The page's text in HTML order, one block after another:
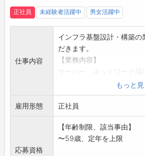
正社員 未経験者活躍中 男女活躍中
仕事内容
インフラ基盤設計・構築の
だきます。
【業務内容】
【ご経験】
Windows、LINUX、AWS
セキュリティ製品、仮想
使用した業務
経験
もっと見
雇用形態 正社員
応募資格
【年齢制限、該当事由】
〜59歳、定年を上限